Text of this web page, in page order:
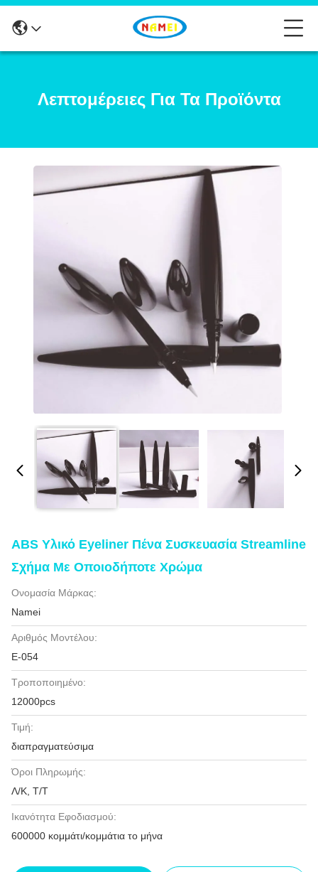
Λεπτομέρειες Για Τα Προϊόντα
ABS Υλικό Eyeliner Πένα Συσκευασία Streamline
Σχήμα Με Οποιοδήποτε Χρώμα
Ονομασία Μάρκας:
Namei
Αριθμός Μοντέλου:
Ε-054
Τροποποιημένο:
12000pcs
Τιμή:
διαπραγματεύσιμα
Όροι Πληρωμής:
Λ/Κ, Τ/Τ
Ικανότητα Εφοδιασμού:
600000 κομμάτι/κομμάτια το μήνα